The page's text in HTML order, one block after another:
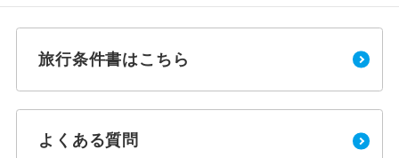
旅行条件書はこちら
よくある質問